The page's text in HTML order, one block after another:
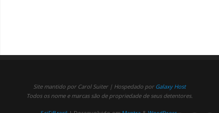
Site mantido por Carol Suiter | Hospedado por Galaxy Host
Todos os nome e marcas são de propriedade de seus detentores.